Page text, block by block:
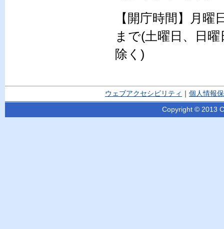
【開庁時間】月
まで(土曜日、日
除く)
ウェブアクセシビリティ 個人情報
Copyright © 2013